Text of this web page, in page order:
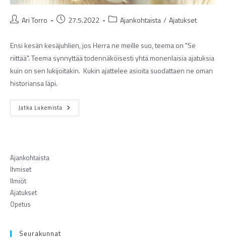
Ari Torro 27.5.2022 Ajankohtaista / Ajatukset
Ensi kesän kesäjuhlien, jos Herra ne meille suo, teema on "Se
riittää". Teema synnyttää todennäköisesti yhtä monenlaisia ajatuksia
kuin on sen lukijoitakin. Kukin ajattelee asioita suodattaen ne oman
historiansa läpi.
Jatka Lukemista
Ajankohtaista
Ihmiset
Ilmiöt
Ajatukset
Opetus
Seurakunnat